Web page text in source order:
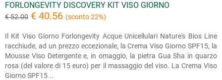
FORLONGEVITY DISCOVERY KIT VISO GIORNO
€ 52.00 € 40.56 (sconto 22%)
Il Kit Viso Giorno Forlongevity Acque Unicellulari Nature's Bios Line
racchiude, ad un prezzo eccezionale, la Crema Viso Giorno SPF15, la
Mousse Viso Detergente e, in omaggio, la pietra Gua Sha in quarzo
rosa (del valore di 15 euro) per il massaggio del viso. La Crema Viso
Giorno SPF15...